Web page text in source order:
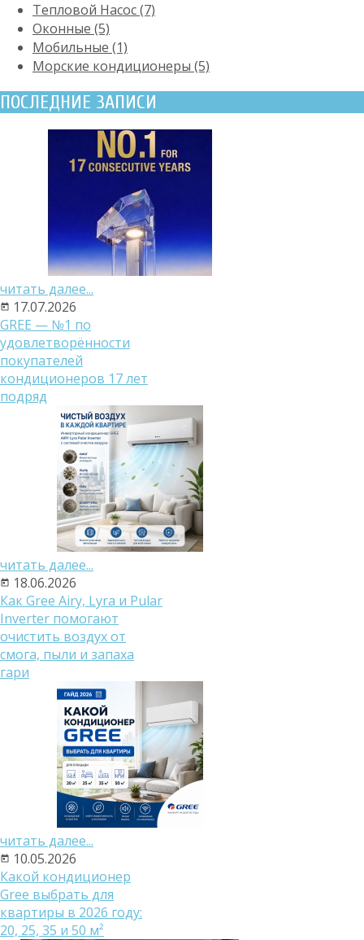
Тепловой Насос (7)
Оконные (5)
Мобильные (1)
Морские кондиционеры (5)
ПОСЛЕДНИЕ ЗАПИСИ
читать далее...
17.07.2026
GREE — №1 по
удовлетворённости
покупателей
кондиционеров 17 лет
подряд
читать далее...
18.06.2026
Как Gree Airy, Lyra и Pular
Inverter помогают
очистить воздух от
смога, пыли и запаха
гари
читать далее...
10.05.2026
Какой кондиционер
Gree выбрать для
квартиры в 2026 году:
20, 25, 35 и 50 м²